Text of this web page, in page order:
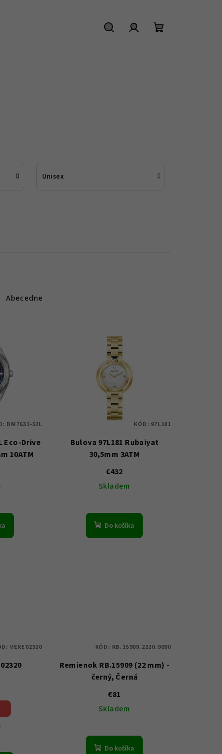
Unisex
Abecedne
Eco-Drive
10ATM
BM7631-52L
Bulova 97L181 Rubaiyat
30,5mm 3ATM
€432
Skladem
Do košíka
KÓD: 97L181
VERE02320
Remienok RB.15909 (22 mm) -
černý, Černá
€81
Skladem
Do košíka
KÓD: RB.15909.2220.9090